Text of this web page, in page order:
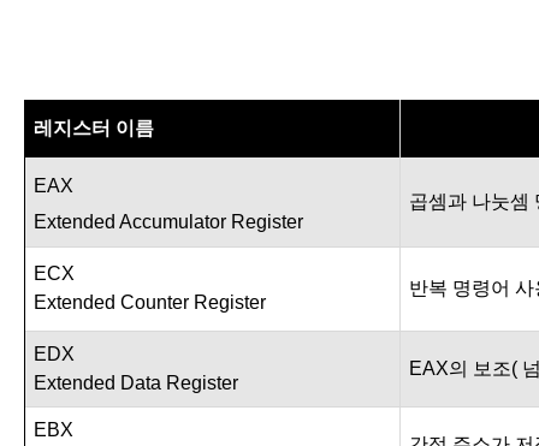
레지스터 이름
EAX
Extended Accumulator Register
곱셈과 나눗셈
ECX
Extended Counter Register
반복 명령어
EDX
Extended Data Register
EAX의 보조(
EBX